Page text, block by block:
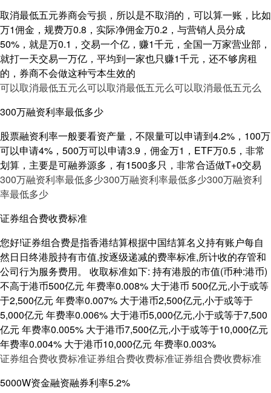
取消最低五元券商会亏损，所以是不取消的，可以算一账，比如
万1佣金，规费万0.8，实际净佣金万0.2，与营销人员分成
50%，就是万0.1，交易一个亿，赚1千元，全国一万家营业部，
就打一天交易一万亿，平均到一家也只赚1千元，还不够房租
的，券商不会做这种亏本生效的
可以取消最低五元么可以取消最低五元么可以取消最低五元么
300万融资利率最低多少
股票融资利率一般要看资产量，不限量可以申请到4.2%，100万
可以申请4%，500万可以申请3.9，佣金万1，ETF万0.5，非常
划算，主要是可融券源多，有1500多只，非常合适做T+0交易
300万融资利率最低多少300万融资利率最低多少300万融资利
率最低多少
证券组合费收费标准
您好!证券组合费是指香港结算根据中国结算名义持有账户每自
然日日终港股持有市值,按逐级递减的费率标准,所计收的存管和
公司行为服务费用。 收取标准如下: 持有港股的市值(币种:港币)
不高于港币500亿元 年费率0.008% 大于港币 500亿元,小于或等
于2,500亿元 年费率0.007% 大于港币2,500亿元,小于或等于
5,000亿元 年费率0.006% 大于港币5,000亿元,小于或等于7,500
亿元 年费率0.005% 大于港币7,500亿元,小于或等于10,000亿元
年费率0.004% 大于港币10,000亿元 年费率0.003%
证券组合费收费标准证券组合费收费标准证券组合费收费标准
5000W资金融资融券利率5.2%